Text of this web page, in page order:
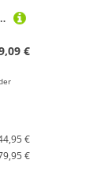
2 Gummistiefel
€
€
€